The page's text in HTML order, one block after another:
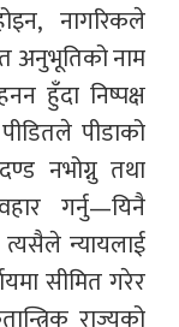
नागरिकले
अनुभूतिको नाम
हुँदा निष्पक्ष
पीडाको
नभोग्नु तथा
गर्नु—यिनै
न्यायलाई
सीमित गरेर